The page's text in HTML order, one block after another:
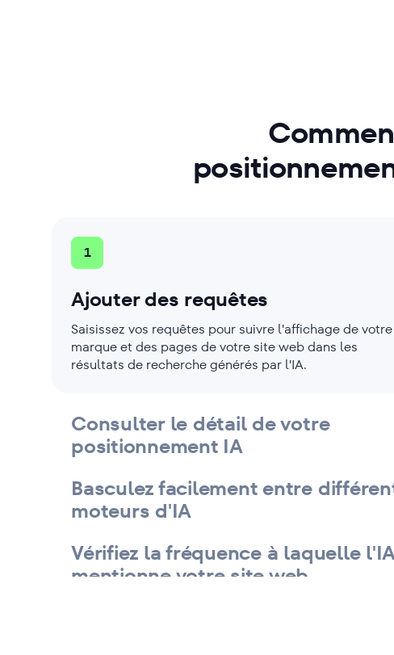
Analysez les prévisions de trafic
1
Ajouter des requêtes
Saisissez vos requêtes pour suivre l'affichage de votre
marque et des pages de votre site web dans les
résultats de recherche générés par l'IA.
Consulter le détail de votre
positionnement IA
Basculez facilement entre
moteurs d'IA
Vérifiez la fréquence à laquelle
mentionne votre site web